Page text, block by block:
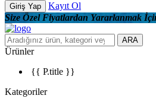
Giriş Yap
Kayıt Ol
Size Özel Fiyatlardan Yararlanmak
ARA
Ürünler
{{ P.title }}
Kategoriler